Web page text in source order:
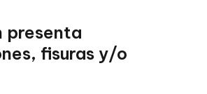
presenta
fisuras y/o